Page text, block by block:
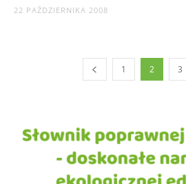
22 PAŹDZIERNIKA 2008
1 2 3